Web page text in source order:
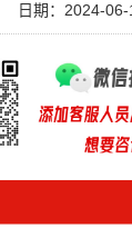
日期：2024-06-